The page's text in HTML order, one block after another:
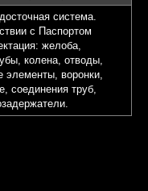
система.
с Паспортом
желоба,
колена, отводы,
элементы, воронки,
соединения труб,